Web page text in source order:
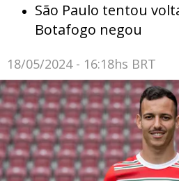
São Paulo tentou
Botafogo negou
18/05/2024 - 16:18hs BRT